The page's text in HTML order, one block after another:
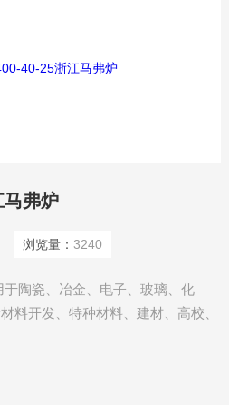
马弗炉
浏览量： 3240
陶瓷、冶金、电子、玻璃、化
料开发、特种材料、建材、高校、
有以下规格可以按照所需自由选择